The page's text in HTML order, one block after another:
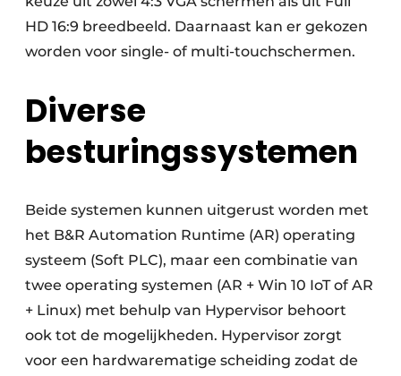
HD 16:9 breedbeeld. Daarnaast kan er gekozen
worden voor single- of multi-touchschermen.
Diverse
besturingssystemen
Beide systemen kunnen uitgerust worden met
het B&R Automation Runtime (AR) operating
systeem (Soft PLC), maar een combinatie van
twee operating systemen (AR + Win 10 IoT of AR
+ Linux) met behulp van Hypervisor behoort
ook tot de mogelijkheden. Hypervisor zorgt
voor een hardwarematige scheiding zodat de